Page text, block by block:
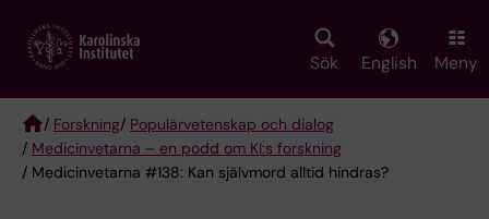
main
Sök English Meny
Breadcrumb
/ Forskning/ Populärvetenskap och dialog
/ Medicinvetarna – en podd om KI:s forskning
/ Medicinvetarna #138: Kan självmord alltid hindras?